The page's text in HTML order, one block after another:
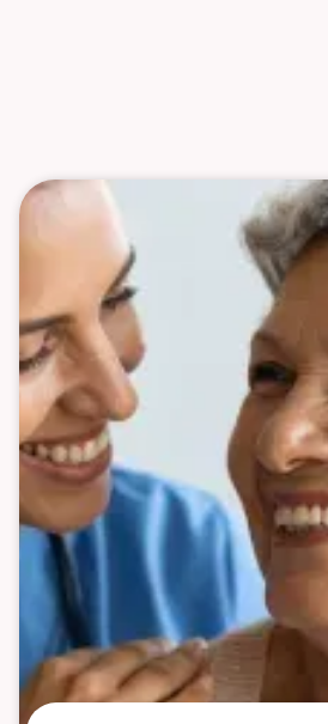
Guide herunterladen
Termin anfragen